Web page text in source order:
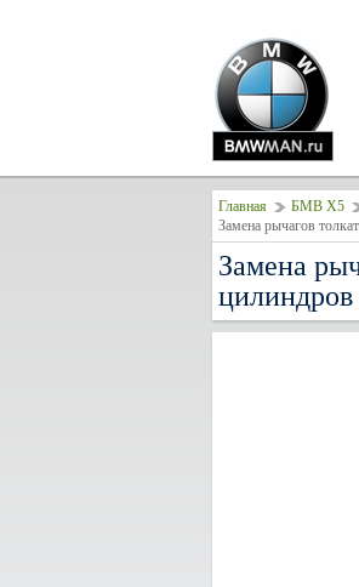
Главная БМВ Х5
Замена
цилиндров